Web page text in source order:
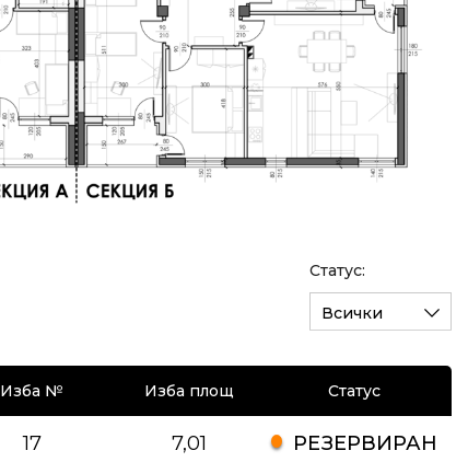
Статус:
Всички
Изба № Изба площ Статус
17 7,01 РЕЗЕРВИРАН